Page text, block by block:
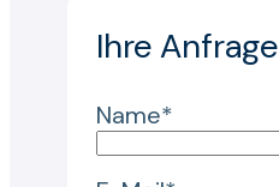
Ihre Anfrage
Name*